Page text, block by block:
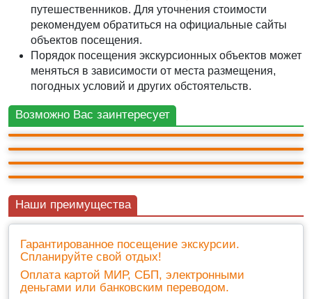
путешественников. Для уточнения стоимости
рекомендуем обратиться на официальные сайты
объектов посещения.
Порядок посещения экскурсионных объектов может
меняться в зависимости от места размещения,
погодных условий и других обстоятельств.
Возможно Вас заинтересует
ПЕШЕХОДНАЯ
Экскурсия - квест "История нашего города"
4 500 ₽
ПЕШЕХОДНАЯ
Алушта - Золотые ворота Южного берега Крыма
1 000 ₽ 2ч.
ПЕШЕХОДНАЯ
Индивидуальная пешеходная экскурсия по
Алуште «Листая страницы истории»
АВТО-ПЕШЕХОДНАЯ
Главные достопримечательности Южного
берега Крыма за один день
Наши преимущества
Гарантированное посещение экскурсии.
Спланируйте свой отдых!
Оплата картой МИР, СБП, электронными
деньгами или банковским переводом.